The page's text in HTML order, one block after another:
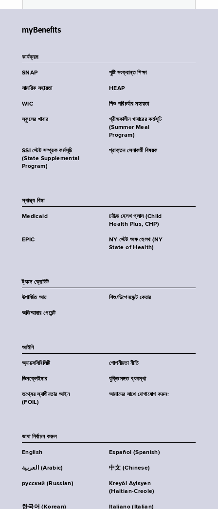
myBenefits
কার্যক্রম
SNAP পুষ্টি সংক্রান্ত শিক্ষা
সাময়িক সহায়তা HEAP
WIC শিশু পরিচর্যার সহায়তা
স্কুলের খাবার
গ্রীষ্মকালীন খাবারের কর্মসূচি
(Summer Meal
Program)
SSI স্টেট সম্পূরক কর্মসূচি
(State Supplemental
Program)
প্রাক্তন সেনাকর্মী বিষয়ক
স্বাস্থ্য বিমা
Medicaid
চাইল্ড হেলথ প্লাস (Child
Health Plus, CHP)
EPIC
NY স্টেট অফ হেলথ (NY
State of Health)
ট্যাক্স ক্রেডিট
উপার্জিত আয় শিশু/ডিপেনডেন্ট কেয়ার
অজিম্মাদার পেরেন্ট
আইনি
অ্যাক্সেসিবিলিটি গোপনীয়তা নীতি
ডিসক্লেইমার যুক্তিসঙ্গত ব্যবস্থা
তথ্যের স্বাধীনতার আইন
(FOIL)
আমাদের সাথে যোগাযোগ করুন:
ভাষা নির্বাচন করুন
English Español (Spanish)
العربية (Arabic) 中文 (Chinese)
русский (Russian)
Kreyòl Ayisyen
(Haitian-Creole)
한국어 (Korean) Italiano (Italian)